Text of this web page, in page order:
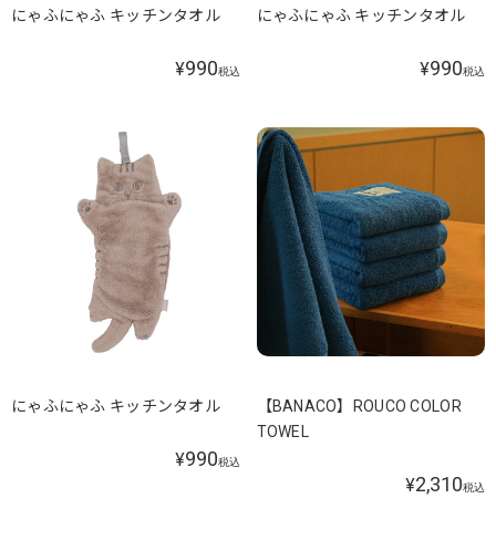
にゃふにゃふ キッチンタオル
¥990税込
にゃふにゃふ キッチンタオル
¥990税込
にゃふにゃふ キッチンタオル
¥990税込
【BANACO】ROUCO COLOR
TOWEL
¥2,310税込